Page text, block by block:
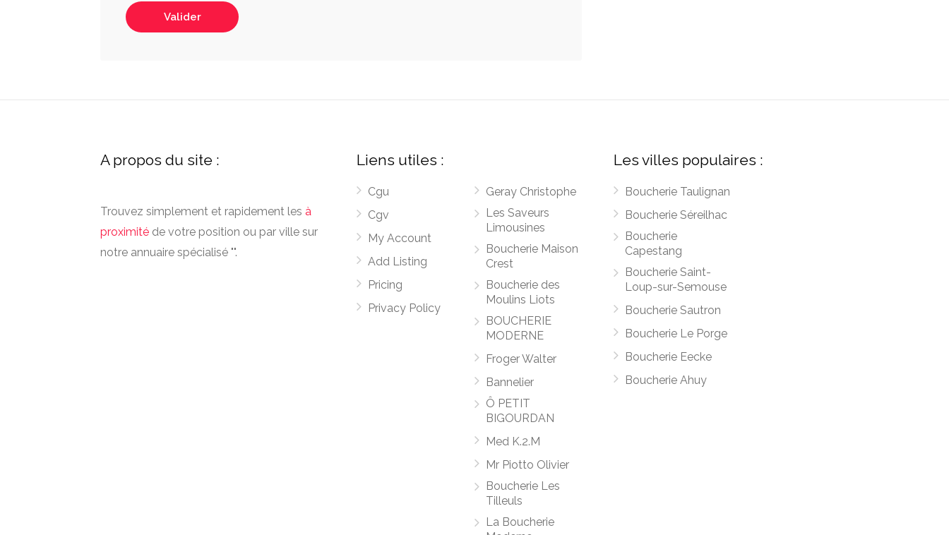
Valider
A propos du site :
Trouvez simplement et rapidement les à
proximité de votre position ou par ville sur
notre annuaire spécialisé "".
Liens utiles :
Cgu
Cgv
My Account
Add Listing
Pricing
Privacy Policy
Geray Christophe
Les Saveurs
Limousines
Boucherie Maison
Crest
Boucherie des
Moulins Liots
BOUCHERIE
MODERNE
Froger Walter
Bannelier
Ô PETIT
BIGOURDAN
Med K.2.M
Mr Piotto Olivier
Boucherie Les
Tilleuls
La Boucherie
Les villes populaires :
Boucherie Taulignan
Boucherie Séreilhac
Boucherie
Capestang
Boucherie Saint-
Loup-sur-Semouse
Boucherie Sautron
Boucherie Le Porge
Boucherie Eecke
Boucherie Ahuy